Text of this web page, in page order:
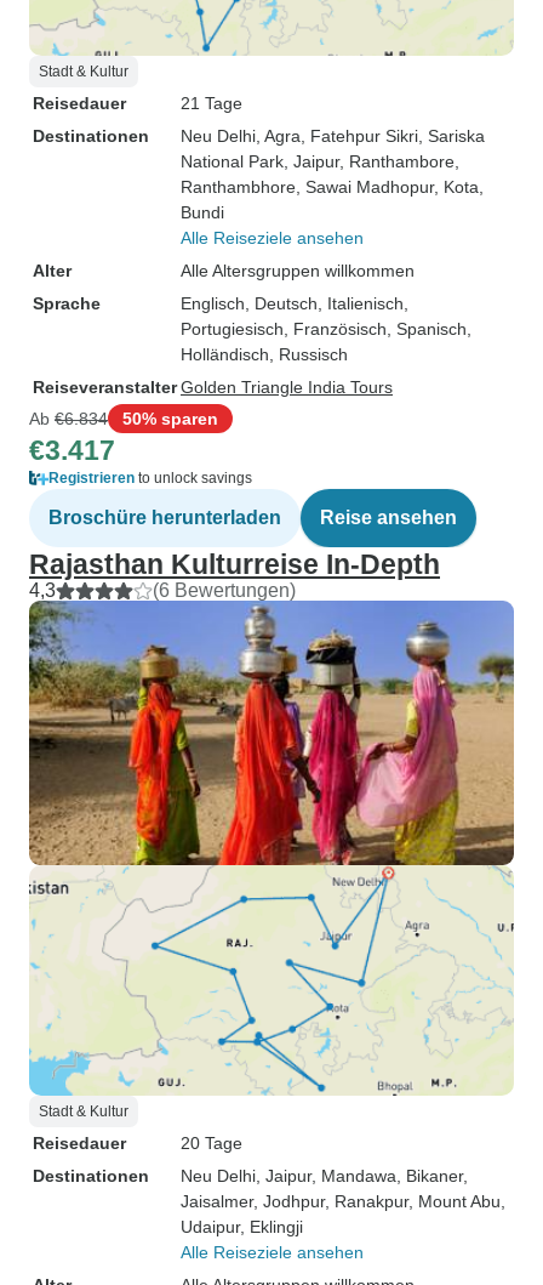
Stadt & Kultur
Reisedauer
21 Tage
Destinationen
Neu Delhi , Agra , Fatehpur Sikri , Sariska
National Park , Jaipur, Ranthambore
Ranthambhore , Sawai Madhopur, Kota
Bundi
Alle Reiseziele ansehen
Alter
Alle Altersgruppen willkommen
Sprache
Englisch, Deutsch, Italienisch,
Portugiesisch, Französisch, Spanisch,
Holländisch, Russisch
ReiseveranstalterGolden Triangle India Tours
Ab €6.834 50% sparen
€3.417
Registrieren to unlock savings
Broschüre herunterladen Reise ansehen
Rajasthan Kulturreise In-Depth
4,3 (6 Bewertungen)
Stadt & Kultur
Reisedauer
20 Tage
Destinationen
Neu Delhi , Jaipur, Mandawa , Bikaner,
Jaisalmer, Jodhpur, Ranakpur, Mount Abu
Udaipur, Eklingji
Alle Reiseziele ansehen